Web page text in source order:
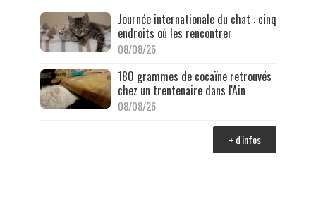
Journée internationale du chat : cinq
endroits où les rencontrer
08/08/26
180 grammes de cocaïne retrouvés
chez un trentenaire dans l'Ain
08/08/26
+ d'infos